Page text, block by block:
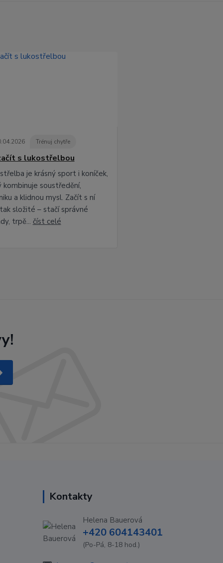
.04.2026 Trénuj chytře
s lukostřelbou
je krásný sport i koníček,
kombinuje soustředění,
a klidnou mysl. Začít s ní
složité – stačí správné
trpě... číst celé
Kontakty
Helena Bauerová
+420 604143401
(Po-Pá, 8-18 hod.)